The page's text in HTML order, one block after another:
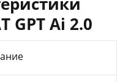
GPT Ai 2.0